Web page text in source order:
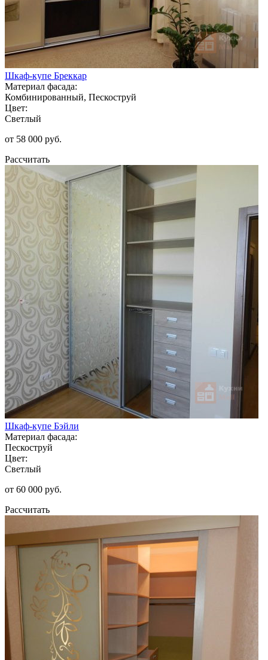
Шкаф-купе Бреккар
Материал фасада:
Комбинированный, Пескоструй
Цвет:
Светлый
от 58 000 руб.
Рассчитать
Шкаф-купе Бэйли
Материал фасада:
Пескоструй
Цвет:
Светлый
от 60 000 руб.
Рассчитать